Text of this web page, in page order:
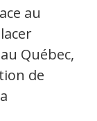
au
Québec,
de